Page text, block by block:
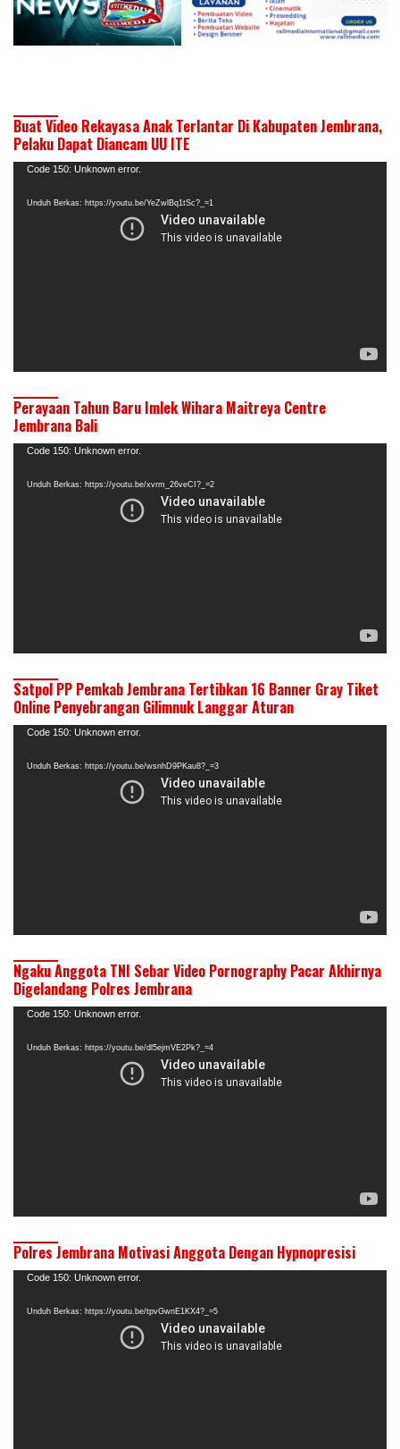
Buat Video Rekayasa Anak Terlantar Di Kabupaten Jembrana,
Pelaku Dapat Diancam UU ITE
Pemutar
Code 150: Unknown error.
Unduh Berkas: https://youtu.be/YeZwlBq1tSc?_=1
Perayaan Tahun Baru Imlek Wihara Maitreya Centre
Jembrana Bali
Pemutar
Code 150: Unknown error.
Unduh Berkas: https://youtu.be/xvrm_26veCI?_=2
Satpol PP Pemkab Jembrana Tertibkan 16 Banner Gray Tiket
Online Penyebrangan Gilimnuk Langgar Aturan
Pemutar
Code 150: Unknown error.
Unduh Berkas: https://youtu.be/wsnhD9PKau8?_=3
Ngaku Anggota TNI Sebar Video Pornography Pacar Akhirnya
Digelandang Polres Jembrana
Pemutar
Code 150: Unknown error.
Unduh Berkas: https://youtu.be/dl5ejmVE2Pk?_=4
Polres Jembrana Motivasi Anggota Dengan Hypnopresisi
Pemutar
Code 150: Unknown error.
Unduh Berkas: https://youtu.be/tpvGwnE1KX4?_=5